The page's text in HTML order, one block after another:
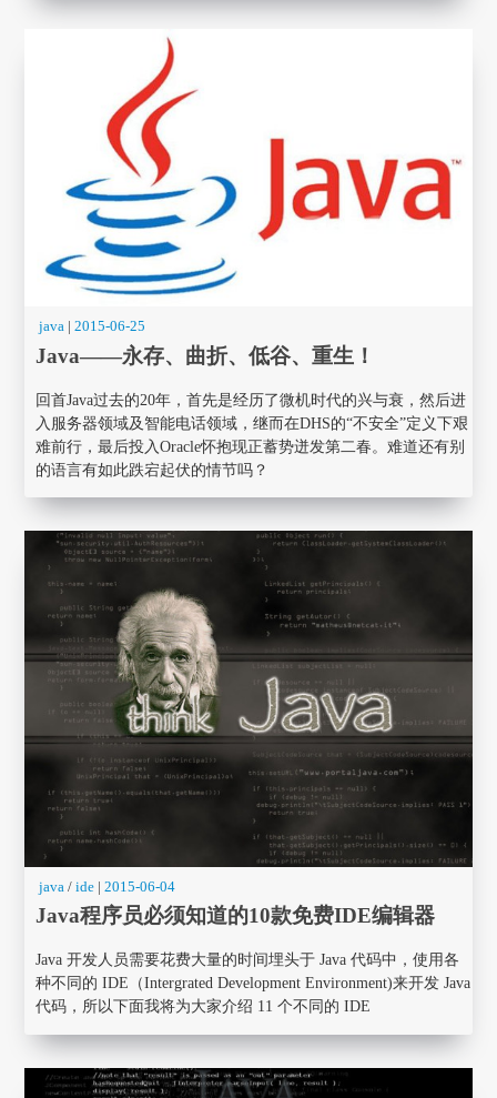
java |2015-06-25
Java——永存、曲折、低谷、重生！
回首Java过去的20年，首先是经历了微机时代的兴与衰，然后进
入服务器领域及智能电话领域，继而在DHS的“不安全”定义下艰
难前行，最后投入Oracle怀抱现正蓄势迸发第二春。难道还有别
的语言有如此跌宕起伏的情节吗？
java / ide |2015-06-04
Java程序员必须知道的10款免费IDE编辑器
Java 开发人员需要花费大量的时间埋头于 Java 代码中，使用各
种不同的 IDE（Intergrated Development Environment)来开发 Java
代码，所以下面我将为大家介绍 11 个不同的 IDE